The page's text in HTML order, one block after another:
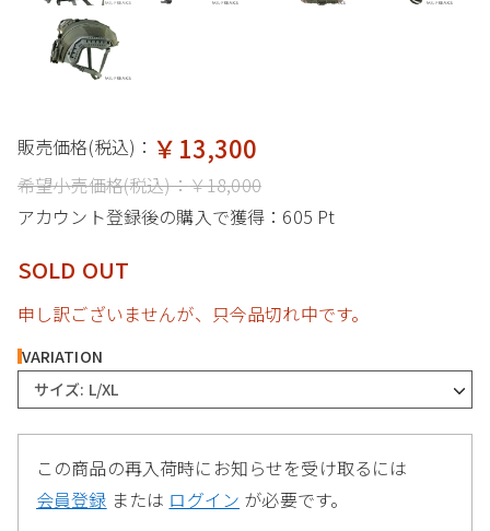
販売価格(税込)： ￥13,300
希望小売価格(税込)：￥18,000
アカウント登録後の購入で獲得： 605 Pt
SOLD OUT
申し訳ございませんが、只今品切れ中です。
VARIATION
サイズ: L/XL
この商品の再入荷時にお知らせを受け取るには
会員登録 または ログイン が必要です。